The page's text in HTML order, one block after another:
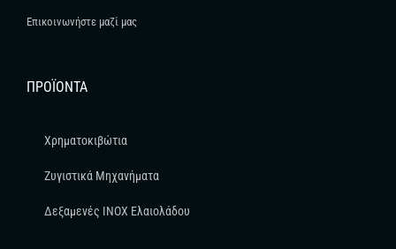
Επικοινωνήστε μαζί μας
ΠΡΟΪΌΝΤΑ
Χρηματοκιβώτια
Ζυγιστικά Μηχανήματα
Δεξαμενές INOX Ελαιολάδου